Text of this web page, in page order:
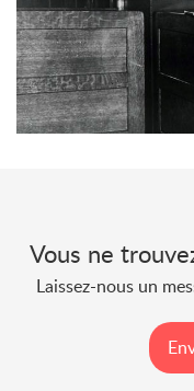
Vous ne
Laissez-nous un